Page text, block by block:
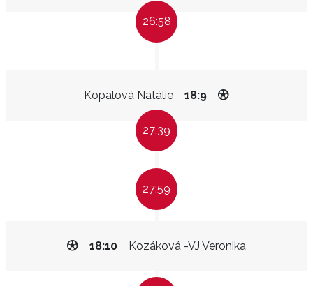
26:58
Kopalová Natálie 18:9
27:39
27:59
Kozáková -VJ Veronika
18:10